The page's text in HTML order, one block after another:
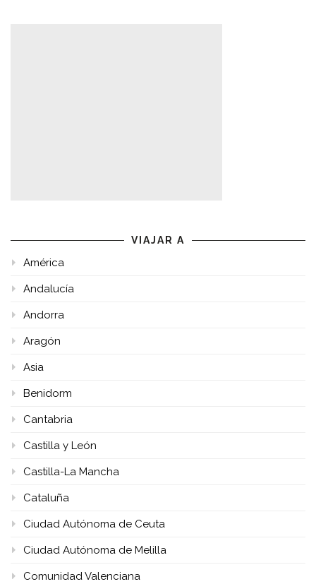
VIAJAR A
América
Andalucía
Andorra
Aragón
Asia
Benidorm
Cantabria
Castilla y León
Castilla-La Mancha
Cataluña
Ciudad Autónoma de Ceuta
Ciudad Autónoma de Melilla
Comunidad Valenciana